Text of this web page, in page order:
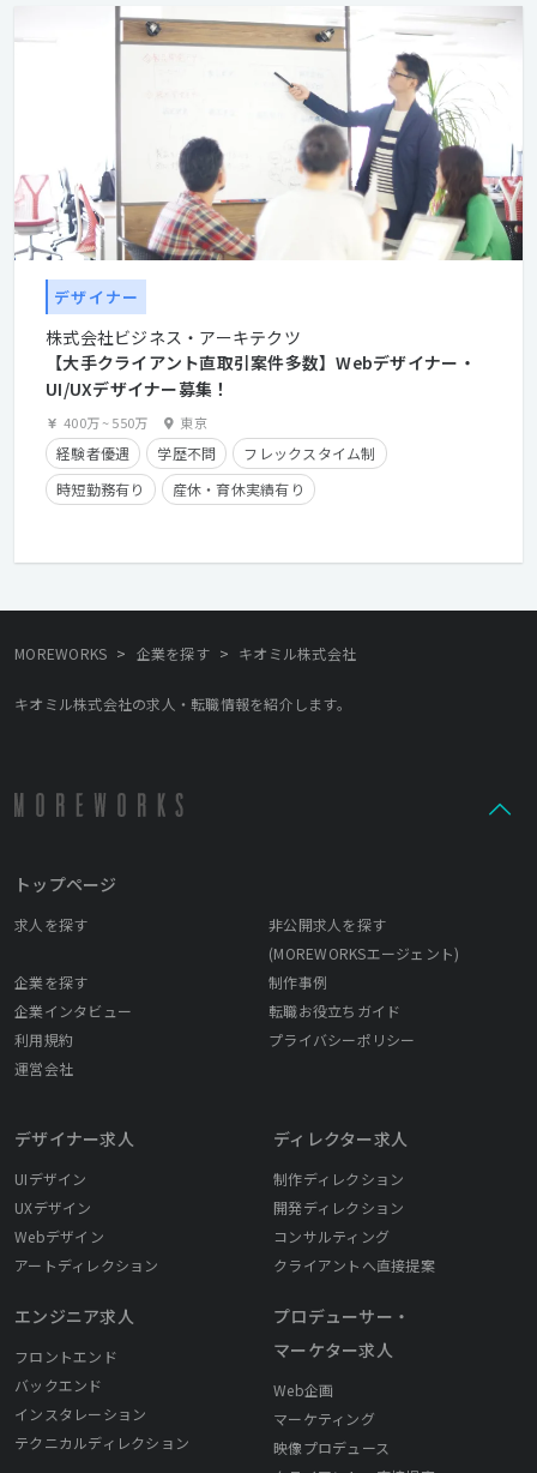
デザイナー
株式会社ビジネス・アーキテクツ
【大手クライアント直取引案件多数】Webデザイナー・
UI/UXデザイナー募集！
400万~550万 東京
経験者優遇 学歴不問
フレックスタイム制
時短勤務有り
産休・育休実績有り
MOREWORKS > 企業を探す > キオミル株式会社
キオミル株式会社の求人・転職情報を紹介します。
トップページ
求人を探す
非公開求人を探す
(MOREWORKSエージェント)
企業を探す
制作事例
企業インタビュー
転職お役立ちガイド
利用規約
プライバシーポリシー
運営会社
デザイナー求人
UIデザイン
UXデザイン
Webデザイン
アートディレクション
エンジニア求人
フロントエンド
バックエンド
インスタレーション
テクニカルディレクション
ディレクター求人
制作ディレクション
開発ディレクション
コンサルティング
クライアントへ直接提案
プロデューサー・
マーケター求人
Web企画
マーケティング
映像プロデュース